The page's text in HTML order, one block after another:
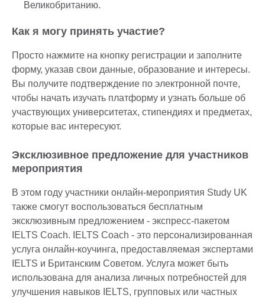
Великобританию.
Как я могу принять участие?
Просто нажмите на кнопку регистрации и заполните
форму, указав свои данные, образование и интересы.
Вы получите подтверждение по электронной почте,
чтобы начать изучать платформу и узнать больше об
участвующих университетах, стипендиях и предметах,
которые вас интересуют.
Эксклюзивное предложение для участников
мероприятия
В этом году участники онлайн-мероприятия Study UK
также смогут воспользоваться бесплатным
эксклюзивным предложением - экспресс-пакетом
IELTS Coach. IELTS Coach - это персонализированная
услуга онлайн-коучинга, предоставляемая экспертами
IELTS и Британским Советом. Услуга может быть
использована для анализа личных потребностей для
улучшения навыков IELTS, групповых или частных